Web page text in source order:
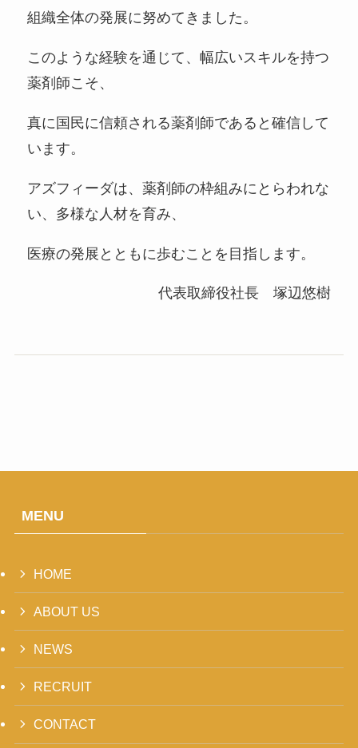
組織全体の発展に努めてきました。
このような経験を通じて、幅広いスキルを持つ
薬剤師こそ、
真に国民に信頼される薬剤師であると確信して
います。
アズフィーダは、薬剤師の枠組みにとらわれな
い、多様な人材を育み、
医療の発展とともに歩むことを目指します。
代表取締役社長 塚辺悠樹
MENU
HOME
ABOUT US
NEWS
RECRUIT
CONTACT